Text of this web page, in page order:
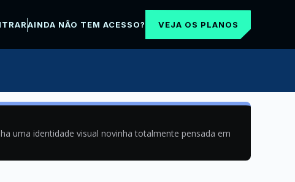
AINDA NÃO TEM ACESSO? VEJA OS PLANOS
uma identidade visual novinha totalmente pensada em